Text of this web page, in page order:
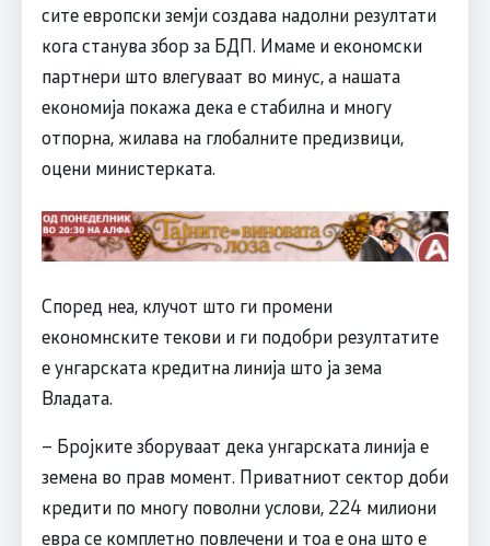
сите европски земји создава надолни резултати
кога станува збор за БДП. Имаме и економски
партнери што влегуваат во минус, а нашата
економија покажа дека е стабилна и многу
отпорна, жилава на глобалните предизвици,
оцени министерката.
Според неа, клучот што ги промени
економнските текови и ги подобри резултатите
е унгарската кредитна линија што ја зема
Владата.
– Бројките зборуваат дека унгарската линија е
земена во прав момент. Приватниот сектор доби
кредити по многу поволни услови, 224 милиони
евра се комплетно повлечени и тоа е она што е